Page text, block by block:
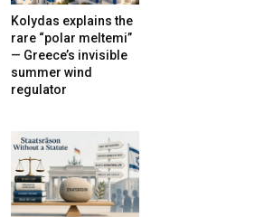
Kolydas explains the
rare “polar meltemi”
— Greece’s invisible
summer wind
regulator